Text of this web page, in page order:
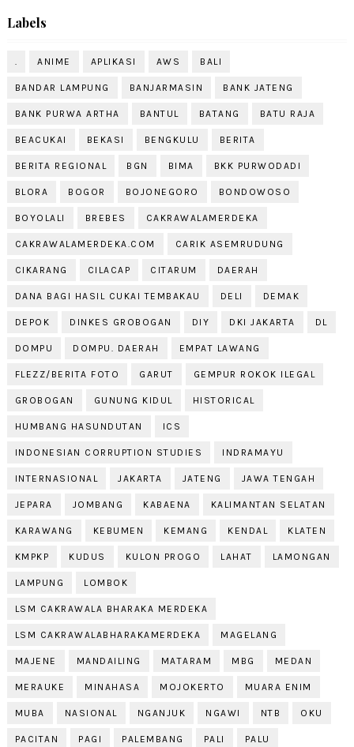
Labels
ANIME APLIKASI AWS BALI
BANDAR LAMPUNG BANJARMASIN BANK JATENG
BANK PURWA ARTHA BANTUL BATANG BATU RAJA
BEACUKAI BEKASI BENGKULU BERITA
BERITA REGIONAL BGN BIMA BKK PURWODADI
BLORA BOGOR BOJONEGORO BONDOWOSO
BOYOLALI BREBES CAKRAWALAMERDEKA
CAKRAWALAMERDEKA.COM CARIK ASEMRUDUNG
CIKARANG CILACAP CITARUM DAERAH
DANA BAGI HASIL CUKAI TEMBAKAU DELI DEMAK
DEPOK DINKES GROBOGAN DIY DKI JAKARTA DL
DOMPU DOMPU. DAERAH EMPAT LAWANG
FLEZZ/BERITA FOTO GARUT GEMPUR ROKOK ILEGAL
GROBOGAN GUNUNG KIDUL HISTORICAL
HUMBANG HASUNDUTAN ICS
INDONESIAN CORRUPTION STUDIES INDRAMAYU
INTERNASIONAL JAKARTA JATENG JAWA TENGAH
JEPARA JOMBANG KABAENA KALIMANTAN SELATAN
KARAWANG KEBUMEN KEMANG KENDAL KLATEN
KMPKP KUDUS KULON PROGO LAHAT LAMONGAN
LAMPUNG LOMBOK
LSM CAKRAWALA BHARAKA MERDEKA
LSM CAKRAWALABHARAKAMERDEKA MAGELANG
MAJENE MANDAILING MATARAM MBG MEDAN
MERAUKE MINAHASA MOJOKERTO MUARA ENIM
MUBA NASIONAL NGANJUK NGAWI NTB OKU
PACITAN PAGI PALEMBANG PALI PALU